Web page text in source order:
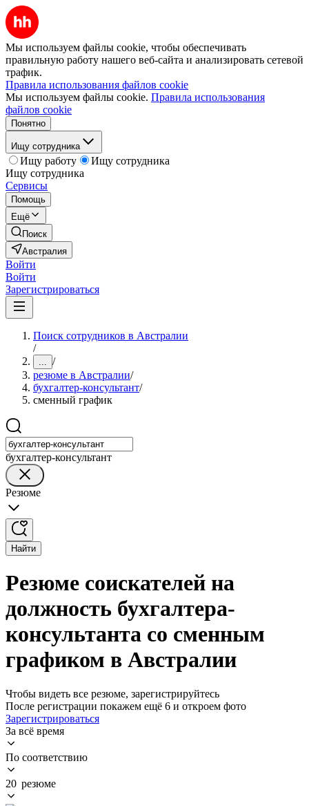
Мы используем файлы cookie, чтобы обеспечивать
правильную работу нашего веб-сайта и анализировать сетевой
трафик.
Правила использования файлов cookie
Мы используем файлы cookie. Правила использования
файлов cookie
Понятно
Ищу сотрудника
Ищу работу
Ищу сотрудника
Ищу сотрудника
Сервисы
Помощь
Ещё
Поиск
Австралия
Войти
Войти
Зарегистрироваться
Поиск сотрудников в Австралии
/
... /
резюме в Австралии/
бухгалтер-консультант/
сменный график
бухгалтер-консультант
Резюме
Найти
Резюме соискателей на
должность бухгалтера-
консультанта со сменным
графиком в Австралии
Чтобы видеть все резюме, зарегистрируйтесь
После регистрации покажем ещё 6 и откроем фото
Зарегистрироваться
За всё время
По соответствию
20 резюме